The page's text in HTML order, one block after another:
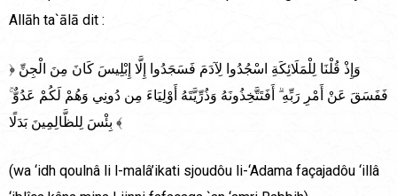
Allāh ta`ālā dit :
﴿ وَإِذْ قُلْنَا لِلْمَلَائِكَةِ اسْجُدُوا لِآدَمَ فَسَجَدُوا إِلَّا إِبْلِيسَ كَانَ مِنَ الْجِنِّ
فَفَسَقَ عَنْ أَمْرِ‌ رَ‌بِّهِ ۗ أَفَتَتَّخِذُونَهُ وَذُرِّ‌يَّتَهُ أَوْلِيَاءَ مِن دُونِي وَهُمْ لَكُمْ عَدُوٌّ ۚ
بِئْسَ لِلظَّالِمِينَ بَدَلًا ﴾
(wa ‘idh qoulnâ li l-malâ’ikati sjoudôu li-‘Adama façajadôu ‘illâ